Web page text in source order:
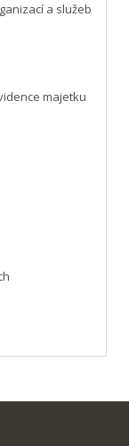
a služeb
majetku